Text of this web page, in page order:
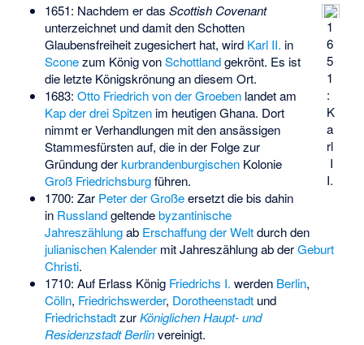
1
6
5
1
:
K
a
rl
I
I.
1651: Nachdem er das Scottish Covenant
unterzeichnet und damit den Schotten
Glaubensfreiheit zugesichert hat, wird Karl II. in
Sconezum König vonSchottlandgekrönt. Es ist
die letzte Königskrönung an diesem Ort.
1683: Otto Friedrich von der Groebenlandet am
Kap der drei Spitzenim heutigen Ghana. Dort
nimmt er Verhandlungen mit den ansässigen
Stammesfürsten auf, die in der Folge zur
Gründung derkurbrandenburgischenKolonie
Groß Friedrichsburgführen.
1700: Zar Peter der Großeersetzt die bis dahin
in Russlandgeltendebyzantinische
Jahreszählungab Erschaffung der Weltdurch den
julianischen Kalendermit Jahreszählung ab derGeburt
Christi.
1710: Auf Erlass König Friedrichs I. werden Berlin,
Cölln, Friedrichswerder, Dorotheenstadtund
FriedrichstadtzurKöniglichen Haupt- und
Residenzstadt Berlinvereinigt.